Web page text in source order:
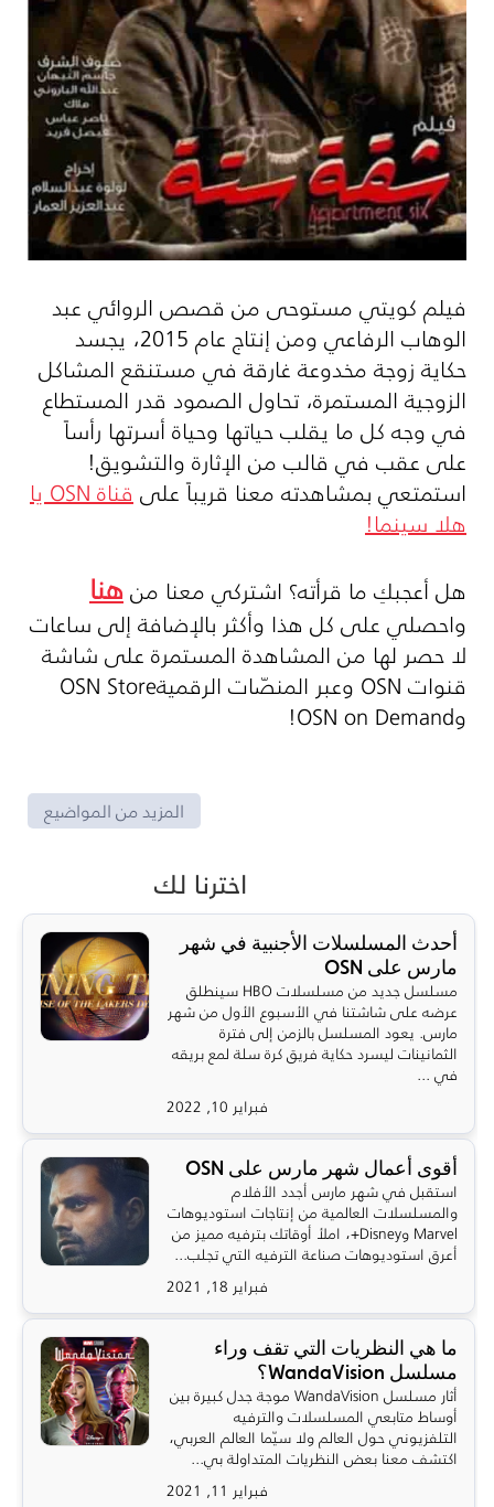
فيلم كويتي مستوحى من قصص الروائي عبد
الوهاب الرفاعي ومن إنتاج عام 2015، يجسد
حكاية زوجة مخدوعة غارقة في مستنقع المشاكل
الزوجية المستمرة، تحاول الصمود قدر المستطاع
في وجه كل ما يقلب حياتها وحياة أسرتها رأساً
على عقب في قالب من الإثارة والتشويق!
استمتعي بمشاهدته معنا قريباً علىقناةOSNيا
هلا سينما!
هل أعجبكِ ما قرأته؟ اشتركي معنا منهنا
واحصلي على كل هذا وأكثر بالإضافة إلى ساعات
لا حصر لها من المشاهدة المستمرة على شاشة
قنواتOSN وعبر المنصّات الرقميةOSN Store
وOSN on Demand
!
المزيد من المواضيع
اخترنا لك
أحدث المسلسلات الأجنبية في شهر
مارس على OSN
مسلسل جديد من مسلسلات HBO سينطلق
عرضه على شاشتنا في الأسبوع الأول من شهر
مارس. يعود المسلسل بالزمن إلى فترة
الثمانينات ليسرد حكاية فريق كرة سلة لمع بريقه
في ...
فبراير 10, 2022
أقوى أعمال شهر مارس على OSN
استقبل في شهر مارس أجدد الأفلام
والمسلسلات العالمية من إنتاجات استوديوهات
Marvel وDisney+، املأ أوقاتك بترفيه مميز من
أعرق استوديوهات صناعة الترفيه التي تجلب...
فبراير 18, 2021
ما هي النظريات التي تقف وراء
مسلسل WandaVision؟
أثار مسلسل WandaVision موجة جدل كبيرة بين
أوساط متابعي المسلسلات والترفيه
التلفزيوني حول العالم ولا سيّما العالم العربي،
اكتشف معنا بعض النظريات المتداولة بي...
فبراير 11, 2021